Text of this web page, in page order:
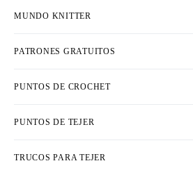
MUNDO KNITTER
PATRONES GRATUITOS
PUNTOS DE CROCHET
PUNTOS DE TEJER
TRUCOS PARA TEJER